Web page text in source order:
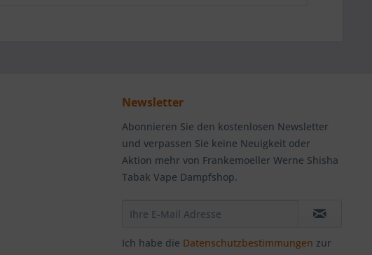
Newsletter
Abonnieren Sie den kostenlosen Newsletter
und verpassen Sie keine Neuigkeit oder
Aktion mehr von Frankemoeller Werne Shisha
Tabak Vape Dampfshop.
Ich habe die Datenschutzbestimmungen zur